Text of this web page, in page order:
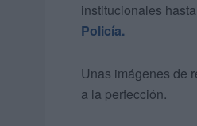
institucionales hasta
Policía.
Unas imágenes de
a la perfección.